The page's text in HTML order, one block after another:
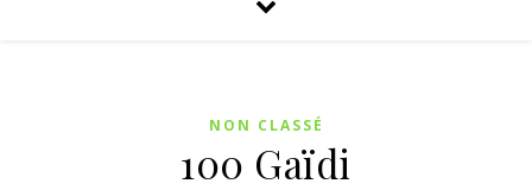
NON CLASSÉ
100 Gaïdi